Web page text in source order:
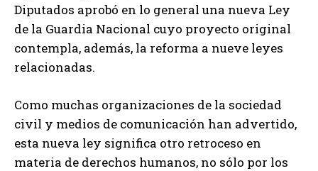
Diputados aprobó en lo general una nueva Ley
de la Guardia Nacional cuyo proyecto original
contempla, además, la reforma a nueve leyes
relacionadas.
Como muchas organizaciones de la sociedad
civil y medios de comunicación han advertido,
esta nueva ley significa otro retroceso en
materia de derechos humanos, no sólo por los